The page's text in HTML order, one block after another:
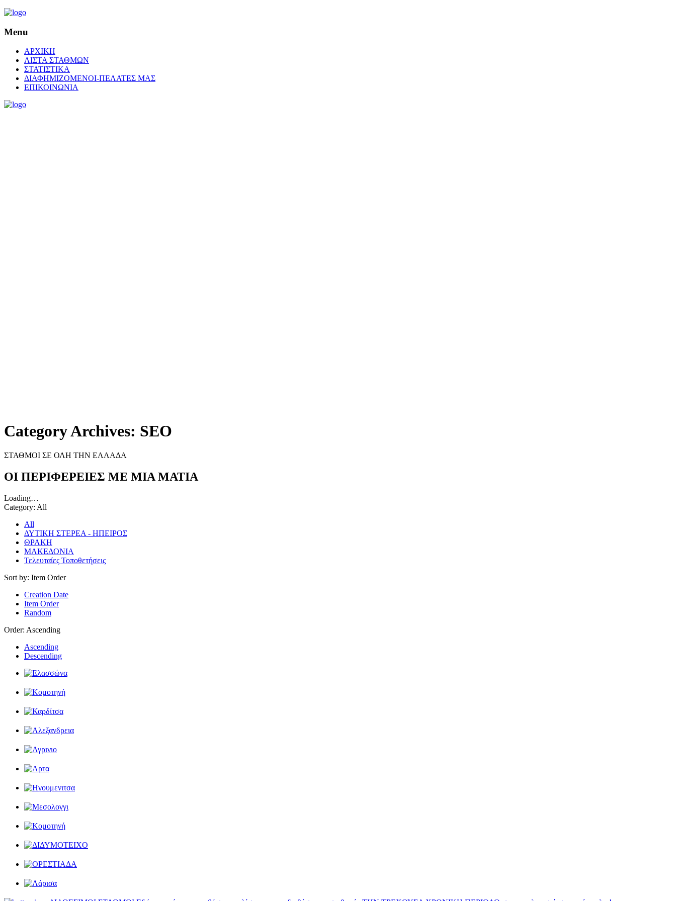
Menu
ΑΡΧΙΚΗ
ΛΙΣΤΑ ΣΤΑΘΜΩΝ
ΣΤΑΤΙΣΤΙΚΑ
ΔΙΑΦΗΜΙΖΟΜΕΝΟΙ-ΠΕΛΑΤΕΣ ΜΑΣ
ΕΠΙΚΟΙΝΩΝΙΑ
Category Archives: SEO
ΣΤΑΘΜΟΙ ΣΕ ΟΛΗ ΤΗΝ ΕΛΛΑΔΑ
ΟΙ ΠΕΡΙΦΕΡΕΙΕΣ ΜΕ ΜΙΑ ΜΑΤΙΑ
Loading…
Category: All
All
ΔΥΤΙΚΗ ΣΤΕΡΕΑ - ΗΠΕΙΡΟΣ
ΘΡΑΚΗ
ΜΑΚΕΔΟΝΙΑ
Τελευταίες Τοποθετήσεις
Sort by: Item Order
Creation Date
Item Order
Random
Order: Ascending
Ascending
Descending